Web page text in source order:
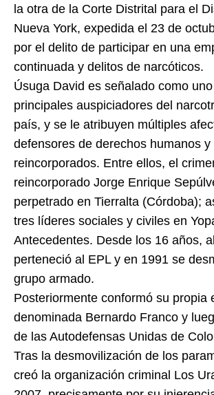
la otra de la Corte Distrital para el
Nueva York, expedida el 23 de
por el delito de participar en una
continuada y delitos de narcóticos.
Úsuga David es señalado como
principales auspiciadores del
país, y se le atribuyen múltiples
defensores de derechos humanos y
reincorporados. Entre ellos, el
reincorporado Jorge Enrique
perpetrado en Tierralta (Córdoba);
tres líderes sociales y civiles en
Antecedentes. Desde los 16 años,
perteneció al EPL y en 1991 se
grupo armado.
Posteriormente conformó su propia
denominada Bernardo Franco y
de las Autodefensas Unidas de
Tras la desmovilización de los
creó la organización criminal Los